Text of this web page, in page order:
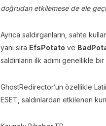
doğrudan etkilemese de ele
Ayrıca saldırganların, sahte
yanı sıra EfsPotato ve
saldırıların ilk adımı genellikle bir
GhostRedirector’un özellikle
ESET, saldırılardan etkilenen